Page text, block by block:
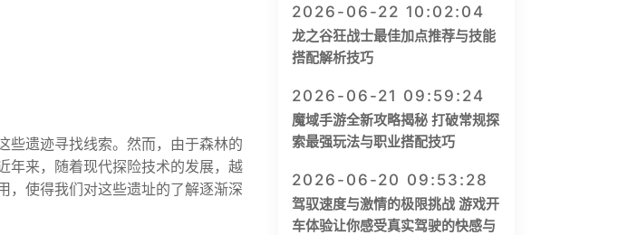
些遗迹寻找线索。然而，由于森林的
年来，随着现代探险技术的发展，越
，使得我们对这些遗址的了解逐渐深
2026-06-22 10:02:04
龙之谷狂战士最佳加点推荐与技能
搭配解析技巧
2026-06-21 09:59:24
魔域手游全新攻略揭秘 打破常规探
索最强玩法与职业搭配技巧
2026-06-20 09:53:28
驾驭速度与激情的极限挑战 游戏开
车体验让你感受真实驾驶的快感与